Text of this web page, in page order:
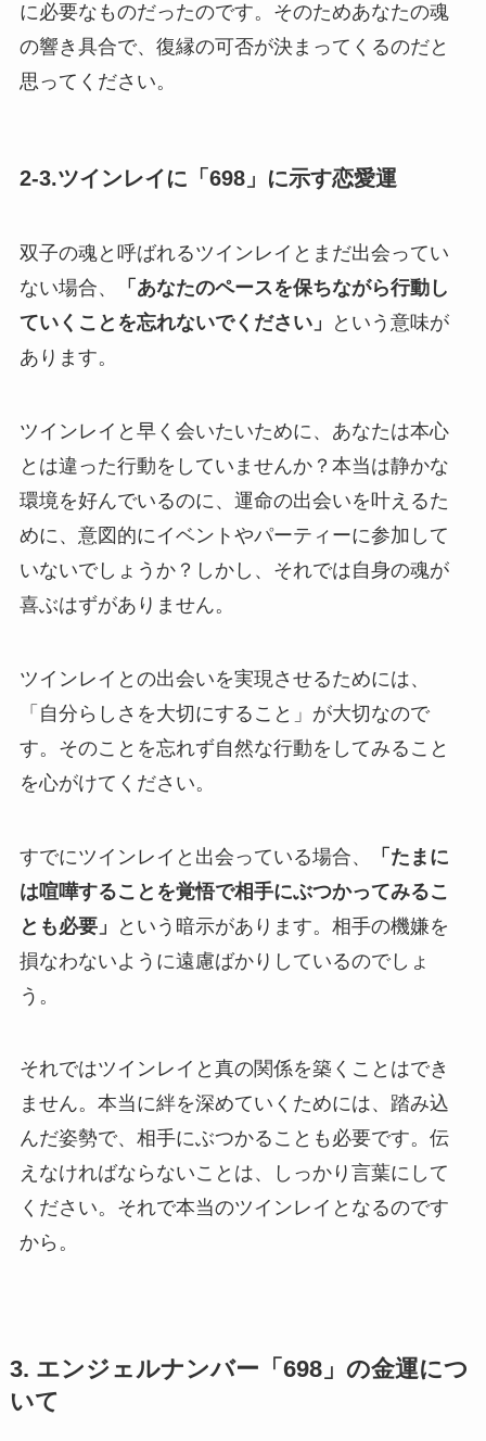
に必要なものだったのです。そのためあなたの魂
の響き具合で、復縁の可否が決まってくるのだと
思ってください。
2-3.ツインレイに「698」に示す恋愛運
双子の魂と呼ばれるツインレイとまだ出会ってい
ない場合、
「あなたのペースを保ちながら行動し
ていくことを忘れないでください」
という意味が
あります。
ツインレイと早く会いたいために、あなたは本心
とは違った行動をしていませんか？本当は静かな
環境を好んでいるのに、運命の出会いを叶えるた
めに、意図的にイベントやパーティーに参加して
いないでしょうか？しかし、それでは自身の魂が
喜ぶはずがありません。
ツインレイとの出会いを実現させるためには、
「自分らしさを大切にすること」が大切なので
す。そのことを忘れず自然な行動をしてみること
を心がけてください。
すでにツインレイと出会っている場合、
「たまに
は喧嘩することを覚悟で相手にぶつかってみるこ
とも必要」
という暗示があります。相手の機嫌を
損なわないように遠慮ばかりしているのでしょ
う。
それではツインレイと真の関係を築くことはでき
ません。本当に絆を深めていくためには、踏み込
んだ姿勢で、相手にぶつかることも必要です。伝
えなければならないことは、しっかり言葉にして
ください。それで本当のツインレイとなるのです
から。
3. エンジェルナンバー「698」の金運につ
いて